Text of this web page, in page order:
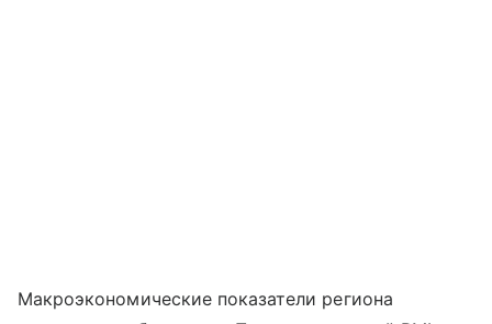
Макроэкономические показатели региона